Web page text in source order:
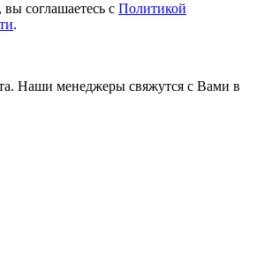
вы соглашаетесь c Политикой
.
Наши менеджеры свяжутся с Вами в